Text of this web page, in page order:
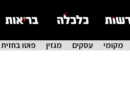
מקומי עסקים מגזין פוטו בחזית